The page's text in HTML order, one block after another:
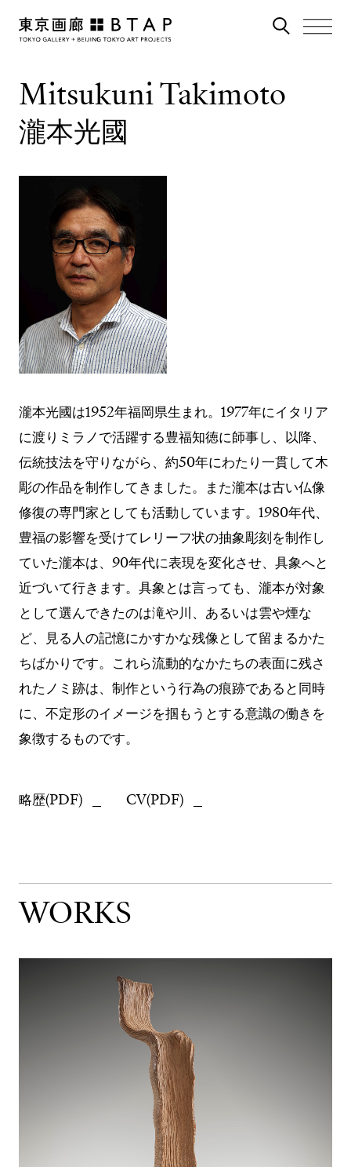
Mitsukuni Takimoto
瀧本光國
瀧本光國は1952年福岡県生まれ。1977年にイタリア
に渡りミラノで活躍する豊福知徳に師事し、以降、
伝統技法を守りながら、約50年にわたり一貫して木
彫の作品を制作してきました。また瀧本は古い仏像
修復の専門家としても活動しています。1980年代、
豊福の影響を受けてレリーフ状の抽象彫刻を制作し
ていた瀧本は、90年代に表現を変化させ、具象へと
近づいて行きます。具象とは言っても、瀧本が対象
として選んできたのは滝や川、あるいは雲や煙な
ど、見る人の記憶にかすかな残像として留まるかた
ちばかりです。これら流動的なかたちの表面に残さ
れたノミ跡は、制作という行為の痕跡であると同時
に、不定形のイメージを掴もうとする意識の働きを
象徴するものです。
略歴(PDF) CV(PDF)
WORKS